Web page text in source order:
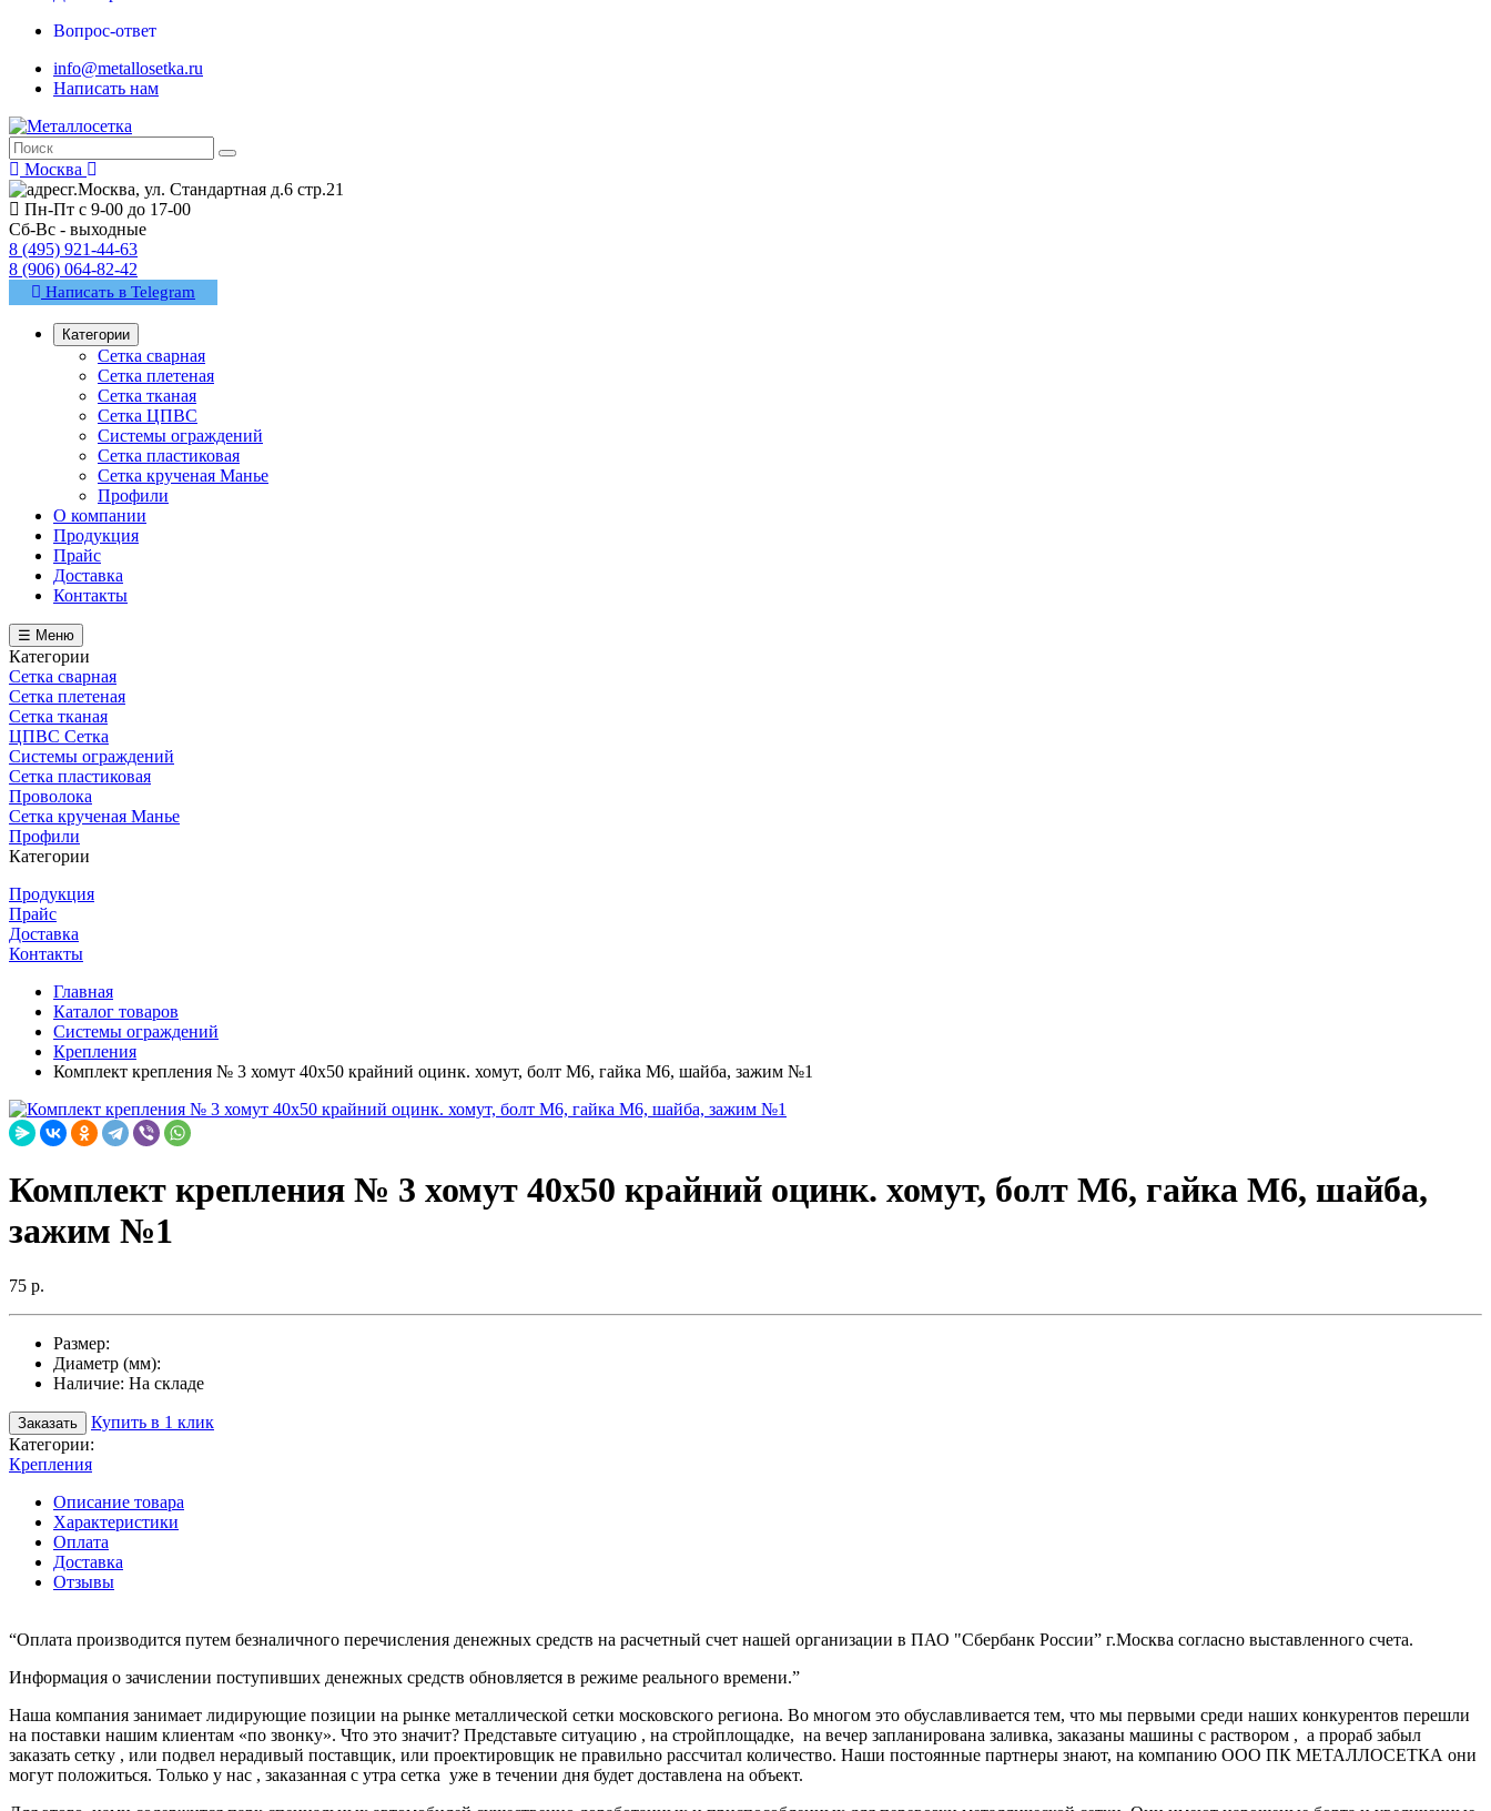
Вопрос-ответ
info@metallosetka.ru
Написать нам
Москва
г.Москва, ул. Стандартная д.6 стр.21
Пн-Пт с 9-00 до 17-00
Сб-Вс - выходные
8 (495) 921-44-63
8 (906) 064-82-42
Написать в Telegram
Категории
Сетка сварная
Сетка плетеная
Сетка тканая
Сетка ЦПВС
Системы ограждений
Сетка пластиковая
Сетка крученая Манье
Профили
О компании
Продукция
Прайс
Доставка
Контакты
☰ Меню
Категории
Сетка сварная
Сетка плетеная
Сетка тканая
ЦПВС Сетка
Системы ограждений
Сетка пластиковая
Проволока
Сетка крученая Манье
Профили
Категории
Продукция
Прайс
Доставка
Контакты
Главная
Каталог товаров
Системы ограждений
Крепления
Комплект крепления № 3 хомут 40х50 крайний оцинк. хомут, болт М6, гайка М6, шайба, зажим №1
Комплект крепления № 3 хомут 40х50 крайний оцинк. хомут, болт М6, гайка М6, шайба,
зажим №1
75 р.
Размер:
Диаметр (мм):
Наличие: На складе
Заказать
Купить в 1 клик
Категории:
Крепления
Описание товара
Характеристики
Оплата
Доставка
Отзывы
“Оплата производится путем безналичного перечисления денежных средств на расчетный счет нашей организации в ПАО "Сбербанк России” г.Москва согласно выставленного счета.
Информация о зачислении поступивших денежных средств обновляется в режиме реального времени.”
Наша компания занимает лидирующие позиции на рынке металлической сетки московского региона. Во многом это обуславливается тем, что мы первыми среди наших конкурентов перешли
на поставки нашим клиентам «по звонку». Что это значит? Представьте ситуацию , на стройплощадке, на вечер запланирована заливка, заказаны машины с раствором , а прораб забыл
заказать сетку , или подвел нерадивый поставщик, или проектировщик не правильно рассчитал количество. Наши постоянные партнеры знают, на компанию ООО ПК МЕТАЛЛОСЕТКА они
могут положиться. Только у нас , заказанная с утра сетка уже в течении дня будет доставлена на объект.